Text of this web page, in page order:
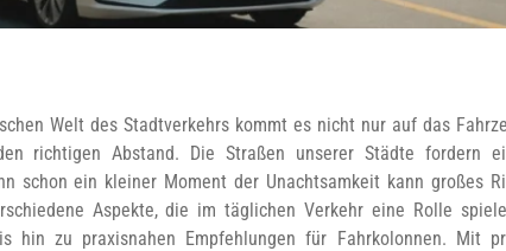
Welt des Stadtverkehrs kommt es nicht nur auf das
richtigen Abstand. Die Straßen unserer Städte fordern
schon ein kleiner Moment der Unachtsamkeit kann großes
Aspekte, die im täglichen Verkehr eine Rolle
hin zu praxisnahen Empfehlungen für Fahrkolonnen. Mit